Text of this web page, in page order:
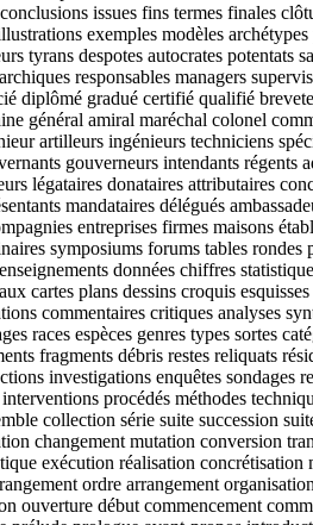
issues fins termes finales
exemples modèles
despotes autocrates potentats
responsables managers
diplômé gradué certifié qualifié
général amiral maréchal colonel
artilleurs ingénieurs techniciens
gouverneurs intendants
légataires donataires attributaires
mandataires délégués
entreprises firmes maisons
symposiums forums tables
données chiffres
cartes plans dessins croquis
commentaires critiques analyses
races espèces genres types sortes
fragments débris restes reliquats
investigations enquêtes sondages
procédés méthodes
collection série suite succession
changement mutation conversion
exécution réalisation concrétisation
ordre arrangement
début commencement